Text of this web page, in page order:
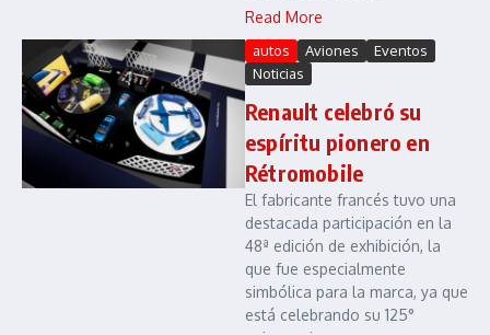
Read More
autos Aviones
Eventos
Noticias
Renault celebró su
espíritu pionero en
Rétromobile
El fabricante francés tuvo una
destacada participación en la
48ª edición de exhibición, la
que fue especialmente
simbólica para la marca, ya que
está celebrando su 125°